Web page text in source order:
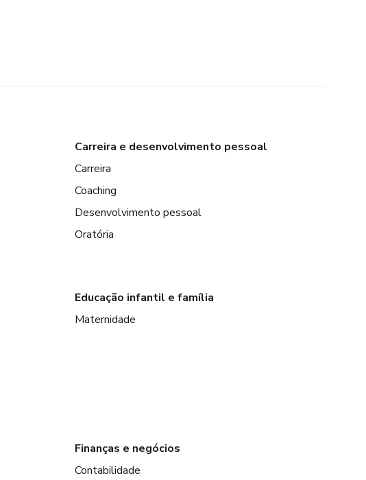
Carreira e desenvolvimento pessoal
Carreira
Coaching
Desenvolvimento pessoal
Oratória
Educação infantil e família
Maternidade
Finanças e negócios
Contabilidade